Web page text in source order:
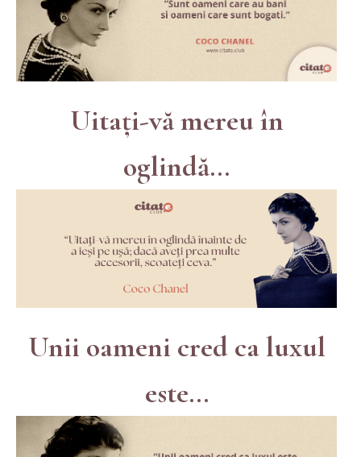
Uitaţi-vă mereu în
oglindă...
Unii oameni cred ca luxul
este...